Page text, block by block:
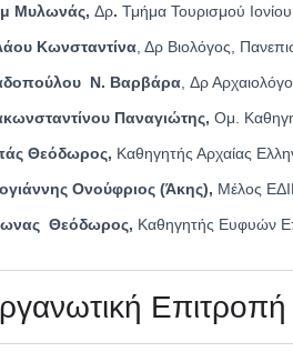
Μυλωνάς, Δρ. Τμήμα Τουρισμού
Κωνσταντίνα , Δρ Βιολόγος,
Ν. Βαρβάρα , Δρ
Παναγιώτης, Ομ.
Θεόδωρος, Καθηγητής Αρχαίας
Ονούφριος (Άκης), Μέλος
Θεόδωρος, Καθηγητής Ευφυών
Επιτροπή